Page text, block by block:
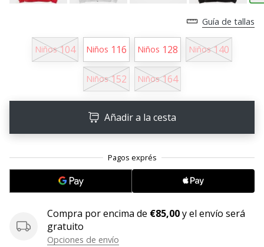
2 min. de lectura
embajador
Weplayvolleyball!
¿Te
nuestro
Guía de tallas
Niños 104 Niños 116 Niños 128 Niños 140
Niños 152 Niños 164
Añadir a la cesta
Compra por encima de €85,00y el envío será
gratuito
Opciones de envío